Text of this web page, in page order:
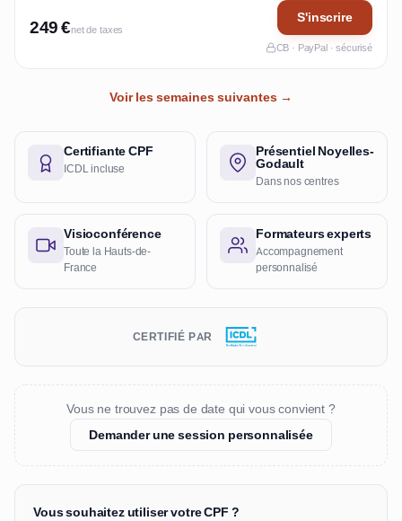
249 €net de taxes
S'inscrire
CB · PayPal · sécurisé
Voir les semaines suivantes →
Certifiante CPF
ICDL incluse
Présentiel Noyelles-
Godault
Dans nos centres
Visioconférence
Toute la Hauts-de-
France
Formateurs experts
Accompagnement
personnalisé
CERTIFIÉ PAR
Vous ne trouvez pas de date qui vous convient ?
Demander une session personnalisée
Vous souhaitez utiliser votre CPF ?